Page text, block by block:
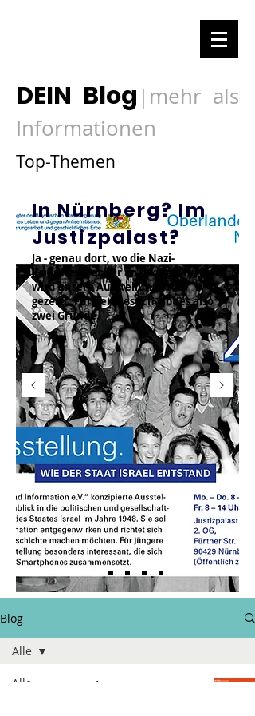
DEIN Blog | mehr als
Informationen
Top-Themen
In Nürnberg? Im
Justizpalast?
Ja - genau dort, wo die Nazi-
Kriegsverbrecher angeklagt wurden,
wird unsere Ausstellung 1948
gezeigt. Für den Besuch gibt es also
zwei Gründe.
Blog
Alle
Alle
Die Israel-